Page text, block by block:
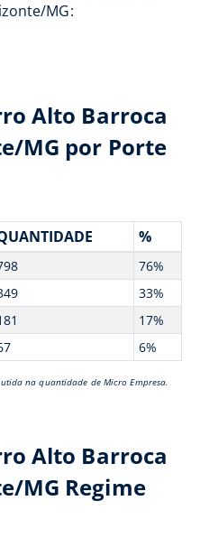
MG:
Alto Barroca
MG por Porte
%
76%
33%
17%
6%
na quantidade de Micro Empresa.
Alto Barroca
MG Regime